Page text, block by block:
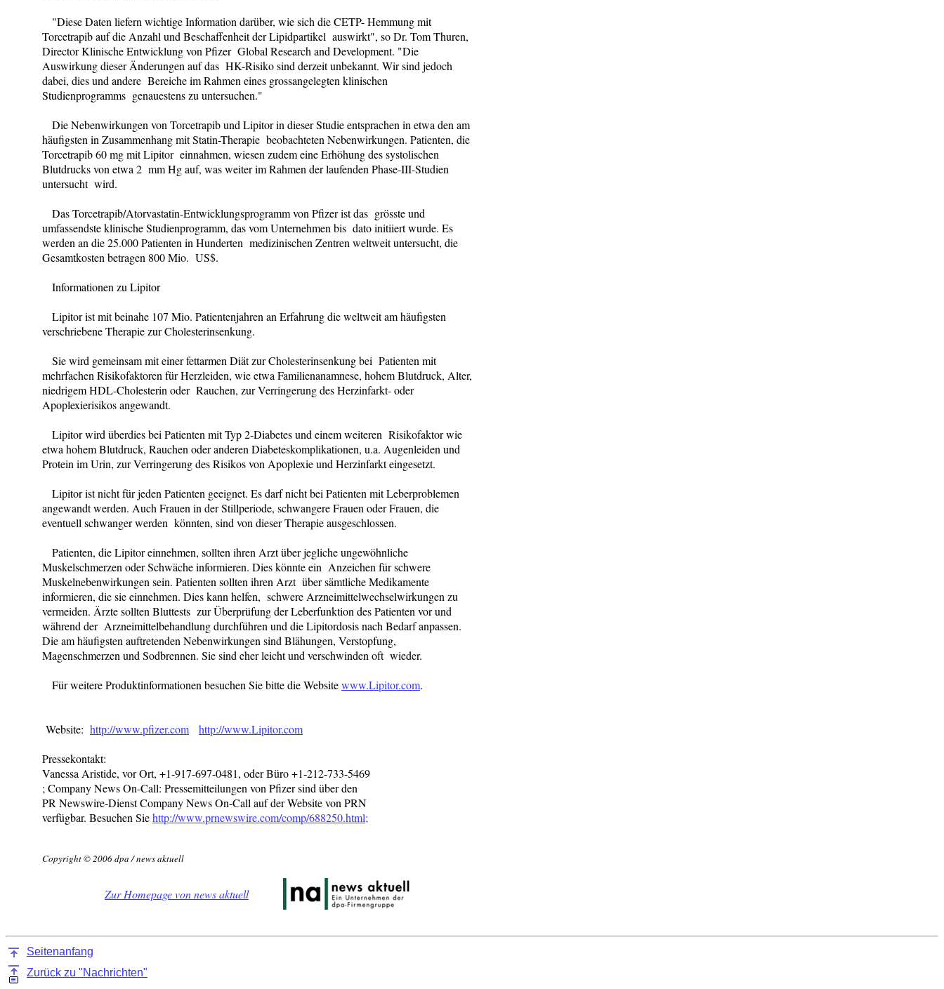
"Diese Daten liefern wichtige Information darüber, wie sich die CETP- Hemmung mit
Torcetrapib auf die Anzahl und Beschaffenheit der Lipidpartikel auswirkt", so Dr. Tom Thuren,
Director Klinische Entwicklung von Pfizer Global Research and Development. "Die
Auswirkung dieser Änderungen auf das HK-Risiko sind derzeit unbekannt. Wir sind jedoch
dabei, dies und andere Bereiche im Rahmen eines grossangelegten klinischen
Studienprogramms genauestens zu untersuchen."
Die Nebenwirkungen von Torcetrapib und Lipitor in dieser Studie entsprachen in etwa den am
häufigsten in Zusammenhang mit Statin-Therapie beobachteten Nebenwirkungen. Patienten, die
Torcetrapib 60 mg mit Lipitor einnahmen, wiesen zudem eine Erhöhung des systolischen
Blutdrucks von etwa 2 mm Hg auf, was weiter im Rahmen der laufenden Phase-III-Studien
untersucht wird.
Das Torcetrapib/Atorvastatin-Entwicklungsprogramm von Pfizer ist das grösste und
umfassendste klinische Studienprogramm, das vom Unternehmen bis dato initiiert wurde. Es
werden an die 25.000 Patienten in Hunderten medizinischen Zentren weltweit untersucht, die
Gesamtkosten betragen 800 Mio. US$.
Informationen zu Lipitor
Lipitor ist mit beinahe 107 Mio. Patientenjahren an Erfahrung die weltweit am häufigsten
verschriebene Therapie zur Cholesterinsenkung.
Sie wird gemeinsam mit einer fettarmen Diät zur Cholesterinsenkung bei Patienten mit
mehrfachen Risikofaktoren für Herzleiden, wie etwa Familienanamnese, hohem Blutdruck, Alter,
niedrigem HDL-Cholesterin oder Rauchen, zur Verringerung des Herzinfarkt- oder
Apoplexierisikos angewandt.
Lipitor wird überdies bei Patienten mit Typ 2-Diabetes und einem weiteren Risikofaktor wie
etwa hohem Blutdruck, Rauchen oder anderen Diabeteskomplikationen, u.a. Augenleiden und
Protein im Urin, zur Verringerung des Risikos von Apoplexie und Herzinfarkt eingesetzt.
Lipitor ist nicht für jeden Patienten geeignet. Es darf nicht bei Patienten mit Leberproblemen
angewandt werden. Auch Frauen in der Stillperiode, schwangere Frauen oder Frauen, die
eventuell schwanger werden könnten, sind von dieser Therapie ausgeschlossen.
Patienten, die Lipitor einnehmen, sollten ihren Arzt über jegliche ungewöhnliche
Muskelschmerzen oder Schwäche informieren. Dies könnte ein Anzeichen für schwere
Muskelnebenwirkungen sein. Patienten sollten ihren Arzt über sämtliche Medikamente
informieren, die sie einnehmen. Dies kann helfen, schwere Arzneimittelwechselwirkungen zu
vermeiden. Ärzte sollten Bluttests zur Überprüfung der Leberfunktion des Patienten vor und
während der Arzneimittelbehandlung durchführen und die Lipitordosis nach Bedarf anpassen.
Die am häufigsten auftretenden Nebenwirkungen sind Blähungen, Verstopfung,
Magenschmerzen und Sodbrennen. Sie sind eher leicht und verschwinden oft wieder.
Für weitere Produktinformationen besuchen Sie bitte die Websitewww.Lipitor.com.
Website: http://www.pfizer.com
http://www.Lipitor.com
Pressekontakt:
Vanessa Aristide, vor Ort, +1-917-697-0481, oder Büro +1-212-733-5469
; Company News On-Call: Pressemitteilungen von Pfizer sind über den
PR Newswire-Dienst Company News On-Call auf der Website von PRN
verfügbar. Besuchen Siehttp://www.prnewswire.com/comp/688250.html;
Copyright © 2006 dpa / news aktuell
Zur Homepage von news aktuell
Seitenanfang
Zurück zu "Nachrichten"